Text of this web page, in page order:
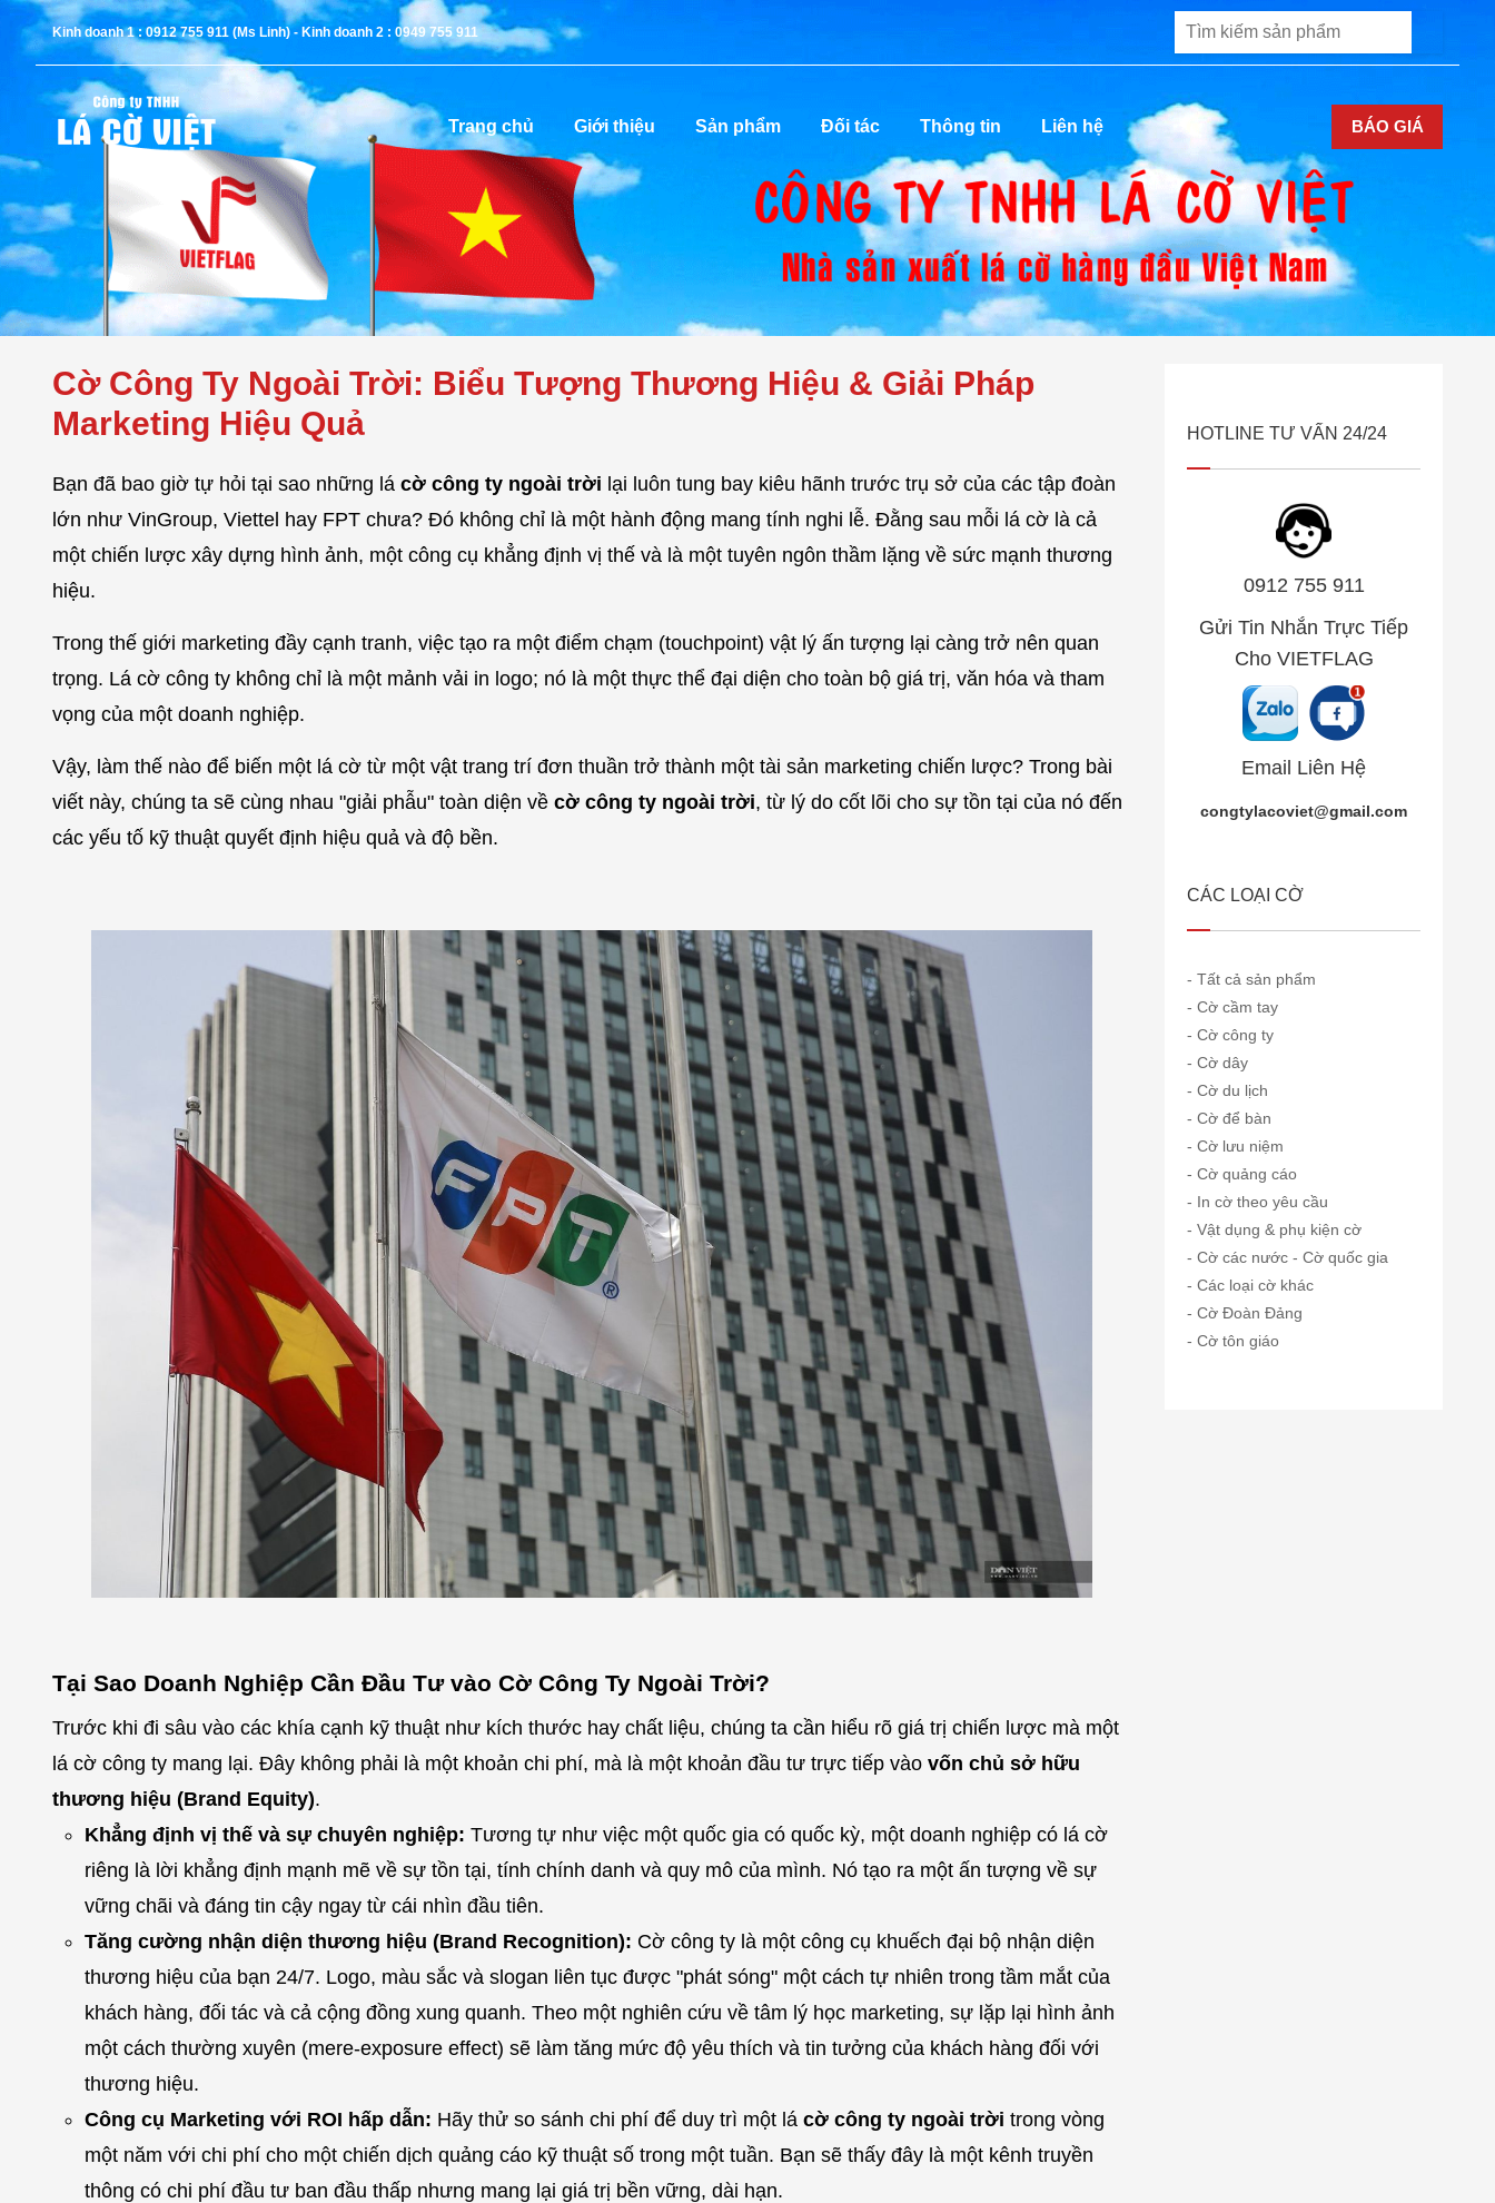
Kinh doanh 1 : 0912 755 911 (Ms Linh) - Kinh doanh 2 : 0949 755 911
Trang chủ Giới thiệu Sản phẩm Đối tác Thông tin Liên hệ BÁO GIÁ
Cờ Công Ty Ngoài Trời: Biểu Tượng Thương Hiệu & Giải Pháp
Marketing Hiệu Quả
Bạn đã bao giờ tự hỏi tại sao những lá cờ công ty ngoài trời lại luôn tung bay kiêu hãnh trước trụ sở của các tập đoàn
lớn như VinGroup, Viettel hay FPT chưa? Đó không chỉ là một hành động mang tính nghi lễ. Đằng sau mỗi lá cờ là cả
một chiến lược xây dựng hình ảnh, một công cụ khẳng định vị thế và là một tuyên ngôn thầm lặng về sức mạnh thương
hiệu.
Trong thế giới marketing đầy cạnh tranh, việc tạo ra một điểm chạm (touchpoint) vật lý ấn tượng lại càng trở nên quan
trọng. Lá cờ công ty không chỉ là một mảnh vải in logo; nó là một thực thể đại diện cho toàn bộ giá trị, văn hóa và tham
vọng của một doanh nghiệp.
Vậy, làm thế nào để biến một lá cờ từ một vật trang trí đơn thuần trở thành một tài sản marketing chiến lược? Trong bài
viết này, chúng ta sẽ cùng nhau "giải phẫu" toàn diện về cờ công ty ngoài trời, từ lý do cốt lõi cho sự tồn tại của nó đến
các yếu tố kỹ thuật quyết định hiệu quả và độ bền.
Tại Sao Doanh Nghiệp Cần Đầu Tư vào Cờ Công Ty Ngoài Trời?
Trước khi đi sâu vào các khía cạnh kỹ thuật như kích thước hay chất liệu, chúng ta cần hiểu rõ giá trị chiến lược mà một
lá cờ công ty mang lại. Đây không phải là một khoản chi phí, mà là một khoản đầu tư trực tiếp vào vốn chủ sở hữu
thương hiệu (Brand Equity).
Khẳng định vị thế và sự chuyên nghiệp: Tương tự như việc một quốc gia có quốc kỳ, một doanh nghiệp có lá cờ
riêng là lời khẳng định mạnh mẽ về sự tồn tại, tính chính danh và quy mô của mình. Nó tạo ra một ấn tượng về sự
vững chãi và đáng tin cậy ngay từ cái nhìn đầu tiên.
Tăng cường nhận diện thương hiệu (Brand Recognition): Cờ công ty là một công cụ khuếch đại bộ nhận diện
thương hiệu của bạn 24/7. Logo, màu sắc và slogan liên tục được "phát sóng" một cách tự nhiên trong tầm mắt của
khách hàng, đối tác và cả cộng đồng xung quanh. Theo một nghiên cứu về tâm lý học marketing, sự lặp lại hình ảnh
một cách thường xuyên (mere-exposure effect) sẽ làm tăng mức độ yêu thích và tin tưởng của khách hàng đối với
thương hiệu.
Công cụ Marketing với ROI hấp dẫn: Hãy thử so sánh chi phí để duy trì một lácờ công ty ngoài trời trong vòng
một năm với chi phí cho một chiến dịch quảng cáo kỹ thuật số trong một tuần. Bạn sẽ thấy đây là một kênh truyền
thông có chi phí đầu tư ban đầu thấp nhưng mang lại giá trị bền vững, dài hạn.
HOTLINE TƯ VẤN 24/24
0912 755 911
Gửi Tin Nhắn Trực Tiếp
Cho VIETFLAG
Email Liên Hệ
congtylacoviet@gmail.com
CÁC LOẠI CỜ
- Tất cả sản phẩm
- Cờ cầm tay
- Cờ công ty
- Cờ dây
- Cờ du lịch
- Cờ để bàn
- Cờ lưu niệm
- Cờ quảng cáo
- In cờ theo yêu cầu
- Vật dụng & phụ kiện cờ
- Cờ các nước - Cờ quốc gia
- Các loại cờ khác
- Cờ Đoàn Đảng
- Cờ tôn giáo